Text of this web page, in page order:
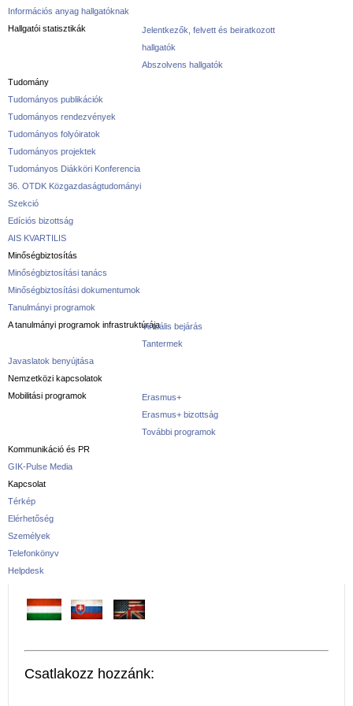
Információs anyag hallgatóknak
Hallgatói statisztikák
Jelentkezők, felvett és beiratkozott
hallgatók
Abszolvens hallgatók
Tudomány
Tudományos publikációk
Tudományos rendezvények
Tudományos folyóiratok
Tudományos projektek
Tudományos Diákköri Konferencia
36. OTDK Közgazdaságtudományi
Szekció
Edíciós bizottság
AIS KVARTILIS
Minőségbiztosítás
Minőségbiztosítási tanács
Minőségbiztosítási dokumentumok
Tanulmányi programok
A tanulmányi programok infrastruktúrájaVirtuális bejárás
Tantermek
Javaslatok benyújtása
Nemzetközi kapcsolatok
Mobilitási programok
Erasmus+
Erasmus+ bizottság
További programok
Kommunikáció és PR
GIK-Pulse Media
Kapcsolat
Térkép
Elérhetőség
Személyek
Telefonkönyv
Helpdesk
Csatlakozz hozzánk: